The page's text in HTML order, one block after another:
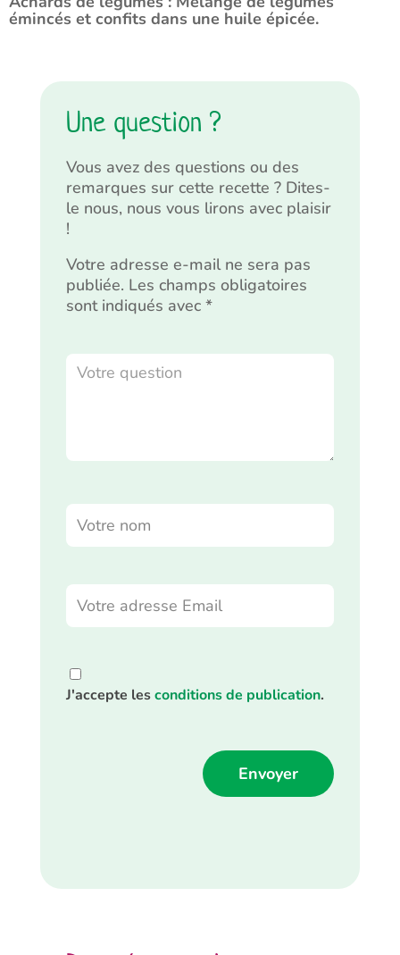
émincés et confits dans une huile épicée.
Une question ?
Vous avez des questions ou des
remarques sur cette recette ? Dites-
le nous, nous vous lirons avec plaisir
!
Votre adresse e-mail ne sera pas
publiée. Les champs obligatoires
sont indiqués avec *
J'accepte lesconditions de publication.